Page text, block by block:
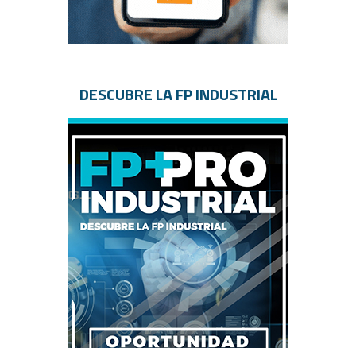
DESCUBRE LA FP INDUSTRIAL